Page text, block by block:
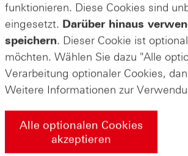
funktionieren. Diese Cookies sind
eingesetzt. Darüber hinaus
speichern. Dieser Cookie ist
möchten. Wählen Sie dazu "Alle
Verarbeitung optionaler Cookies,
Weitere Informationen zur
Alle optionalen Cookies
akzeptieren